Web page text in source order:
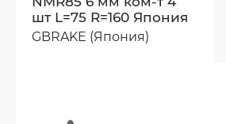
шт L=75 R=160 Япония
GBRAKE (Япония)